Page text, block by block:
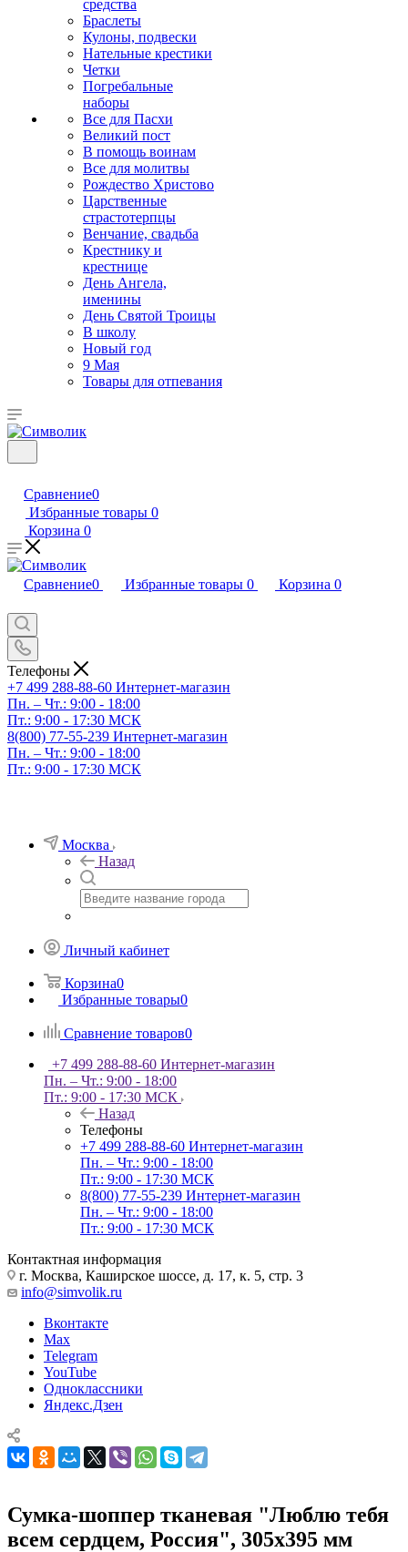
средства
Браслеты
Кулоны, подвески
Нательные крестики
Четки
Погребальные
наборы
Все для Пасхи
Великий пост
В помощь воинам
Все для молитвы
Рождество Христово
Царственные
страстотерпцы
Венчание, свадьба
Крестнику и
крестнице
День Ангела,
именины
День Святой Троицы
В школу
Новый год
9 Мая
Товары для отпевания
Сравнение0
Избранные товары 0
Корзина 0
Сравнение0 Избранные товары 0 Корзина 0
Телефоны
+7 499 288-88-60 Интернет-магазин
Пн. – Чт.: 9:00 - 18:00
Пт.: 9:00 - 17:30 МСК
8(800) 77-55-239 Интернет-магазин
Пн. – Чт.: 9:00 - 18:00
Пт.: 9:00 - 17:30 МСК
Москва
Назад
Личный кабинет
Корзина0
Избранные товары0
Сравнение товаров0
+7 499 288-88-60 Интернет-магазин
Пн. – Чт.: 9:00 - 18:00
Пт.: 9:00 - 17:30 МСК
Назад
Телефоны
+7 499 288-88-60 Интернет-магазин
Пн. – Чт.: 9:00 - 18:00
Пт.: 9:00 - 17:30 МСК
8(800) 77-55-239 Интернет-магазин
Пн. – Чт.: 9:00 - 18:00
Пт.: 9:00 - 17:30 МСК
Контактная информация
г. Москва, Каширское шоссе, д. 17, к. 5, стр. 3
info@simvolik.ru
Вконтакте
Max
Telegram
YouTube
Одноклассники
Яндекс.Дзен
Сумка-шоппер тканевая "Люблю тебя
всем сердцем, Россия", 305х395 мм